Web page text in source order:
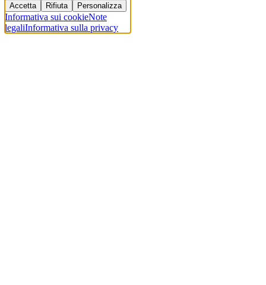
Accetta Rifiuta Personalizza
Informativa sui cookieNote
legaliInformativa sulla privacy